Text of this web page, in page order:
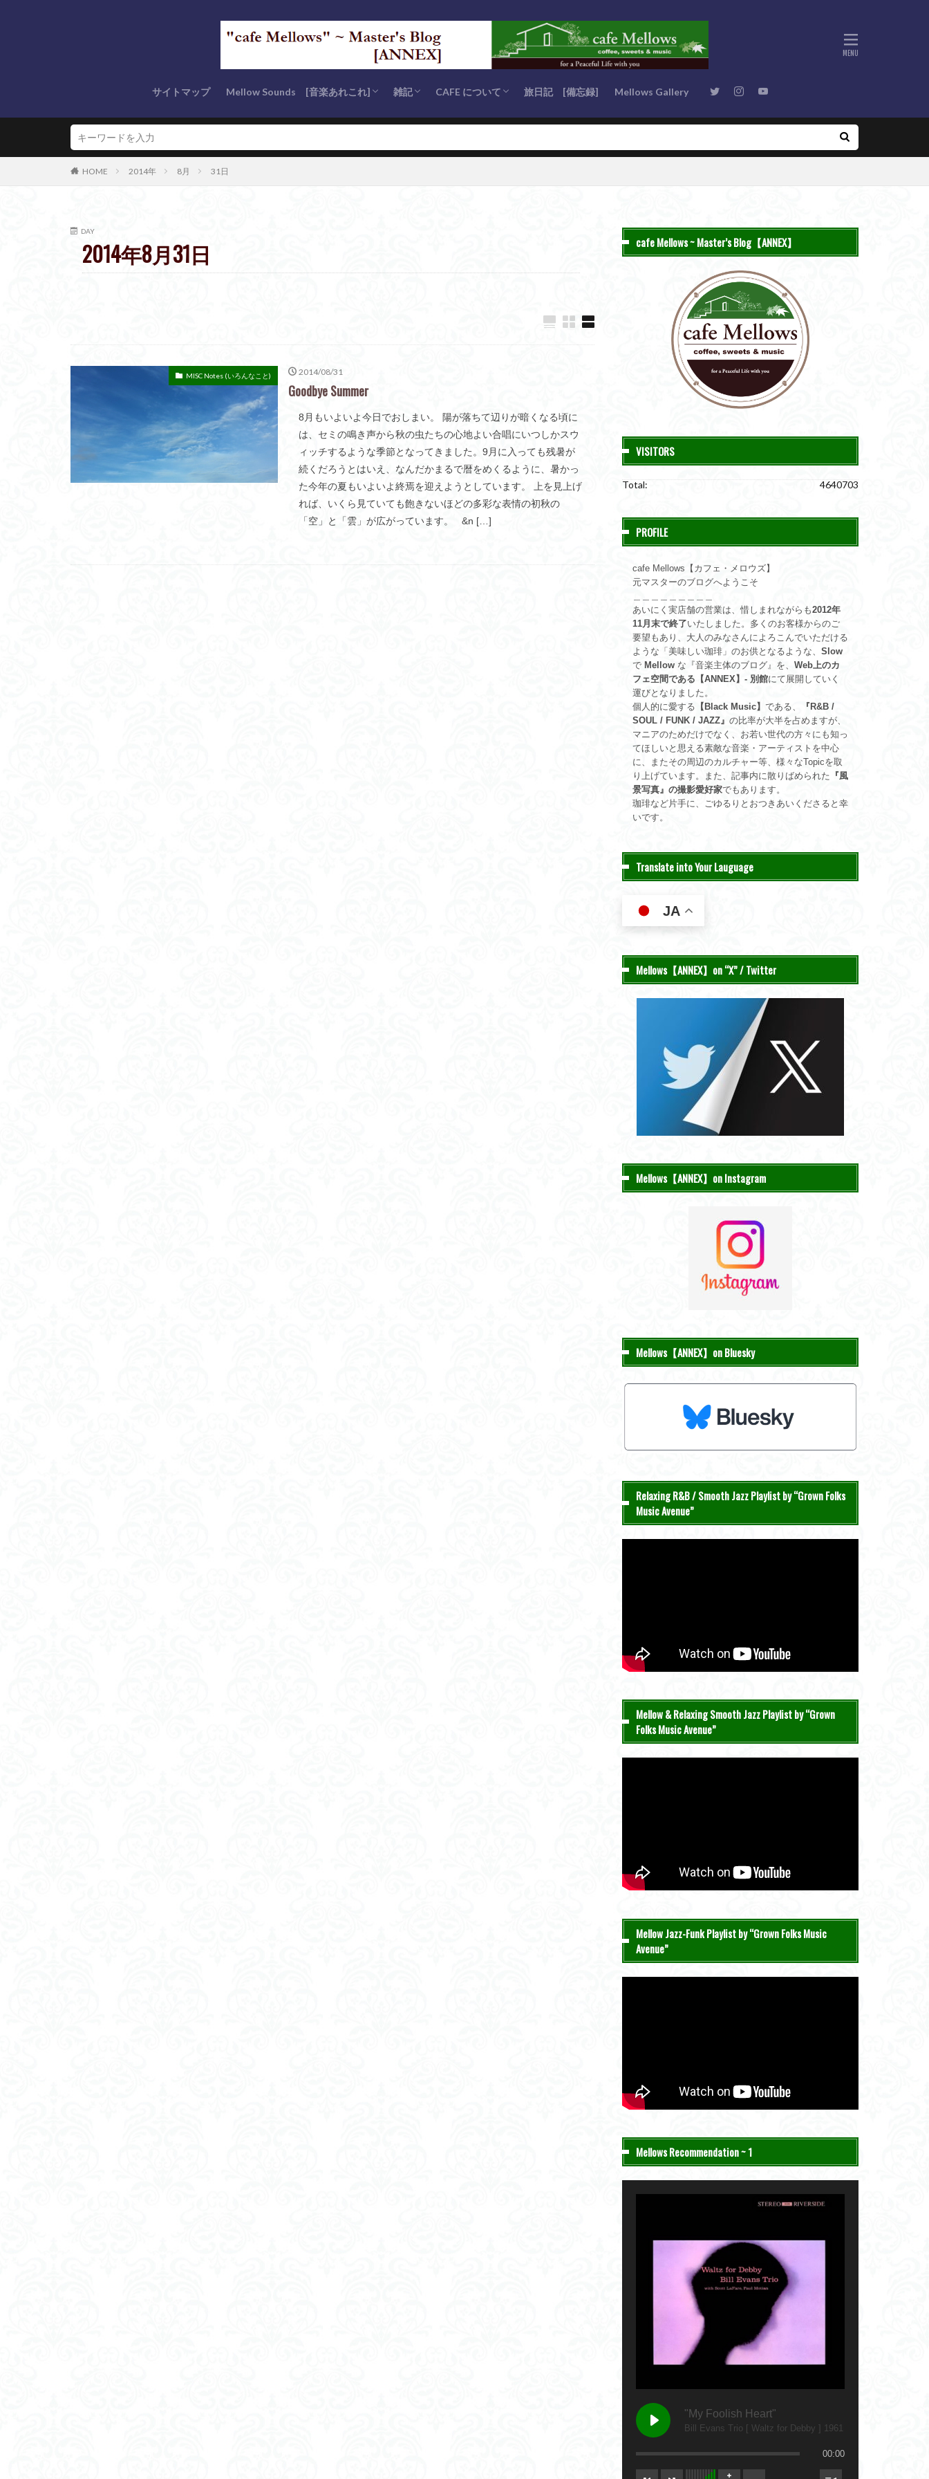
サイトマップ Mellow Sounds [音楽あれこれ]
“Mellow Tunes” series
“AC Tunes” series
“Mellow Classics” series
Rest In Peace [安らかに眠れ]
“優しい音色” series
“Masterの今これが聴きたい” series
Mellow なクリスマス・ソング
OTHER series (その他)
雑記
Coffee Break
MOMIJI 通信
MISC Notes (いろんなこと)
CAFE について
OPENに至るまで
旅日記 [備忘録] Mellows Gallery
HOME 2014年 8月 31日
DAY
2014年8月31日
MISC Notes (いろんなこと) 2014/08/31
Goodbye Summer
8月もいよいよ今日でおしまい。 陽が落ちて辺りが暗くなる頃に
は、セミの鳴き声から秋の虫たちの心地よい合唱にいつしかスウ
ィッチするような季節となってきました。9月に入っても残暑が
続くだろうとはいえ、なんだかまるで暦をめくるように、暑かっ
た今年の夏もいよいよ終焉を迎えようとしています。 上を見上げ
れば、いくら見ていても飽きないほどの多彩な表情の初秋の
「空」と「雲」が広がっています。 &n […]
cafe Mellows ~ Master’s Blog【ANNEX】
VISITORS
4640703
Total:
PROFILE
cafe Mellows【カフェ・メロウズ】
元マスターのブログへようこそ
あいにく実店舗の営業は、惜しまれながらも2012年
11月末で終了いたしました。多くのお客様からのご
要望もあり、大人のみなさんによろこんでいただける
ような「美味しい珈琲」のお供となるような、 Slow
で Mellow な『音楽主体のブログ』を、 Web上のカ
フェ空間である【ANNEX】- 別館にて展開していく
運びとなりました。
個人的に愛する 【Black Music】 である、
『R&B /
SOUL / FUNK / JAZZ』 の比率が大半を占めますが、
マニアのためだけでなく、お若い世代の方々にも知っ
てほしいと思える素敵な音楽・アーティストを中心
に、またその周辺のカルチャー等、様々なTopicを取
り上げています。また、記事内に散りばめられた 『風
景写真』の撮影愛好家でもあります。
珈琲など片手に、ごゆるりとおつきあいくださると幸
いです。
Translate into Your Lauguage
JA
Mellows【ANNEX】on “X” / Twitter
Mellows【ANNEX】on Instagram
Mellows【ANNEX】on Bluesky
Relaxing R&B / Smooth Jazz Playlist by “Grown Folks
Music Avenue”
Mellow & Relaxing Smooth Jazz Playlist by “Grown
Folks Music Avenue”
Mellow Jazz-Funk Playlist by “Grown Folks Music
Avenue”
Mellows Recommendation ~ 1
"My Foolish Heart"
Bill Evans Trio [ Waltz for Debby ] 1961
00:00